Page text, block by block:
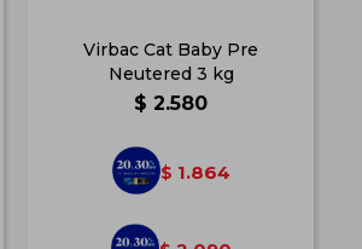
Virbac Cat Baby Pre
Neutered 3 kg
$ 2.580
$ 1.864